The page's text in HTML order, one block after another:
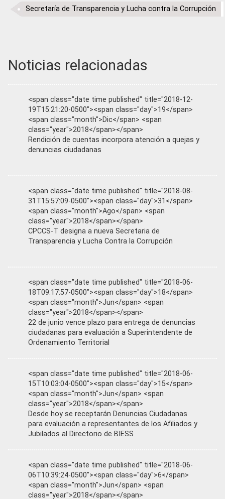
Secretaría de Transparencia y Lucha contra la Corrupción
Noticias relacionadas
<span class="date time published" title="2018-12-
19T15:21:20-0500"><span class="day">19</span>
<span class="month">Dic</span> <span
class="year">2018</span></span>
Rendición de cuentas incorpora atención a quejas y
denuncias ciudadanas
<span class="date time published" title="2018-08-
31T15:57:09-0500"><span class="day">31</span>
<span class="month">Ago</span> <span
class="year">2018</span></span>
CPCCS-T designa a nueva Secretaria de
Transparencia y Lucha Contra la Corrupción
<span class="date time published" title="2018-06-
18T09:17:57-0500"><span class="day">18</span>
<span class="month">Jun</span> <span
class="year">2018</span></span>
22 de junio vence plazo para entrega de denuncias
ciudadanas para evaluación a Superintendente de
Ordenamiento Territorial
<span class="date time published" title="2018-06-
15T10:03:04-0500"><span class="day">15</span>
<span class="month">Jun</span> <span
class="year">2018</span></span>
Desde hoy se receptarán Denuncias Ciudadanas
para evaluación a representantes de los Afiliados y
Jubilados al Directorio de BIESS
<span class="date time published" title="2018-06-
06T10:39:24-0500"><span class="day">6</span>
<span class="month">Jun</span> <span
class="year">2018</span></span>